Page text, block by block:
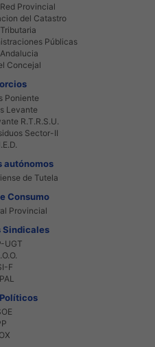
Provincial
del Catastro
Públicas
Concejal
Poniente
Levante
R.T.R.S.U.
Sector-II
autónomos
de Tutela
Consumo
Provincial
Sindicales
UGT
F